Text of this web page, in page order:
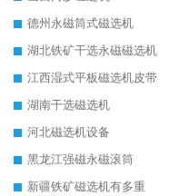
德州永磁筒式磁选机
湖北铁矿干选永磁磁选机
江西湿式平板磁选机皮带
湖南干选磁选机
河北磁选机设备
黑龙江强磁永磁滚筒
新疆铁矿磁选机有多重